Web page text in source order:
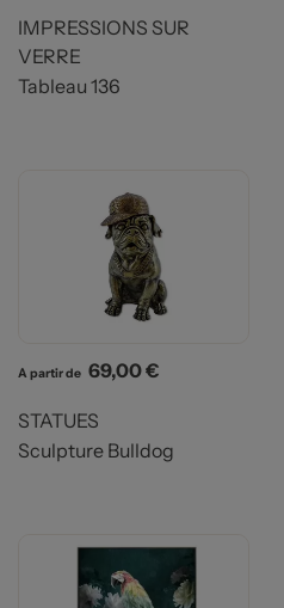
IMPRESSIONS SUR
VERRE
Tableau 136
A partir de Prix
69,00 €
STATUES
Sculpture Bulldog